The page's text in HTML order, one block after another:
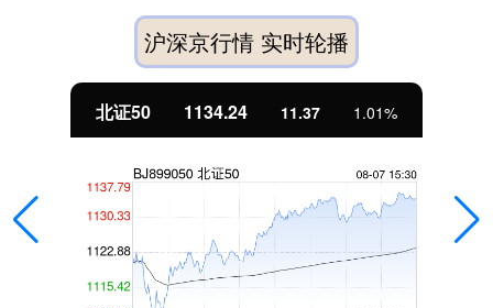
沪深京行情 实时轮播
北证50 1134.24 11.37 1.01%